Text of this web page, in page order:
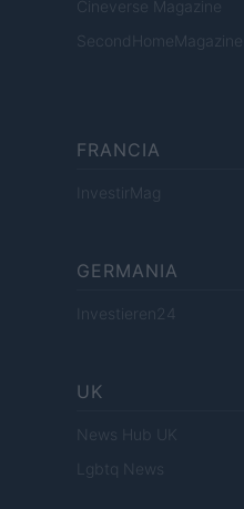
Cineverse Magazine
SecondHomeMagazine
FRANCIA
InvestirMag
GERMANIA
Investieren24
UK
News Hub UK
Lgbtq News